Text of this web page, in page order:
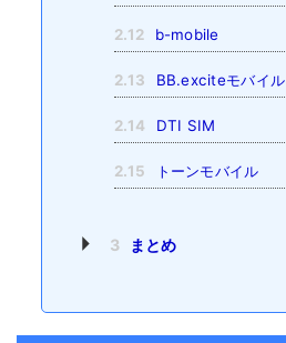
2.12 b-mobile
2.13 BB.exciteモバイル
2.14 DTI SIM
2.15 トーンモバイル
3 まとめ